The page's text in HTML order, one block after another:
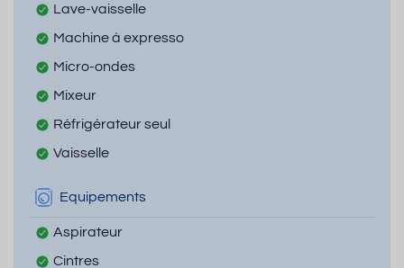
Lave-vaisselle
Machine à expresso
Micro-ondes
Mixeur
Réfrigérateur seul
Vaisselle
Equipements
Aspirateur
Cintres